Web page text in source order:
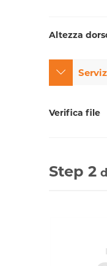
Altezza
Verifica file
Step 2